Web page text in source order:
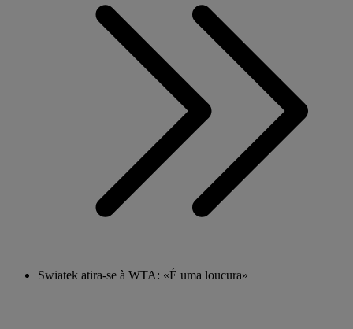
Swiatek atira-se à WTA: «É uma loucura»